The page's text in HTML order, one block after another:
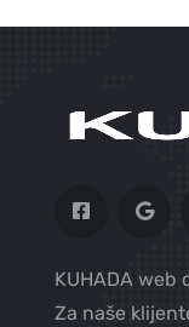
KUHADA web
Za naše